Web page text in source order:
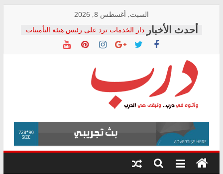
content
السبت, أغسطس 8, 2026
دار الخدمات ترد على رئيس هيئة التأمينات
بعد مؤتمره الصحفي: إنكار الأزمة لا ينهي
معاناة أصحاب المعاشات.. ونطالب بكشف
فرحات سليمان يكتب: القطاع الصحي إلى
أين؟
حزب التحالف الشعبي يطلق لجنة “الحق
في الصحة” بالإسكندرية لرصد الانتهاكات
ودعم المرضى
الوزاري لمدينة الصحفيين.. وانتهاء أعمال
إنشاء المبنى الإداري
المجلس القومي لحقوق الإنسان يعلن
متابعة قضية الدكتور محمد زهران.. ويؤكد:
قرينة البراءة وضمانات المحاكمة العادلة
درب
وأتوه
درب..
وتبقى
هي